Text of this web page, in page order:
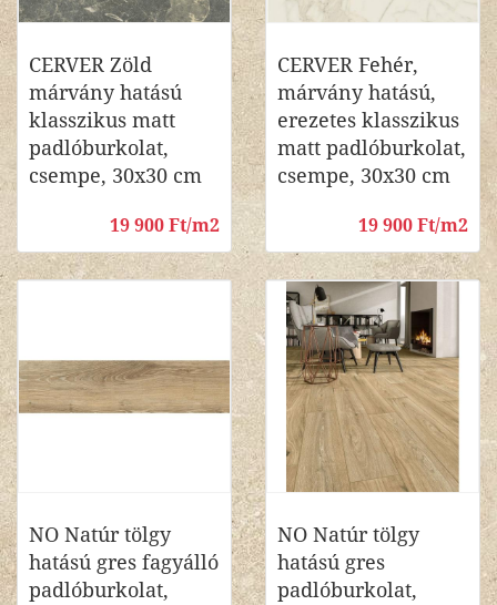
CERVER Zöld
márvány hatású
klasszikus matt
padlóburkolat,
csempe, 30x30 cm
19 900 Ft/m2
CERVER Fehér,
márvány hatású,
erezetes klasszikus
matt padlóburkolat,
csempe, 30x30 cm
19 900 Ft/m2
NO Natúr tölgy
hatású gres fagyálló
padlóburkolat,
NO Natúr tölgy
hatású gres
padlóburkolat,